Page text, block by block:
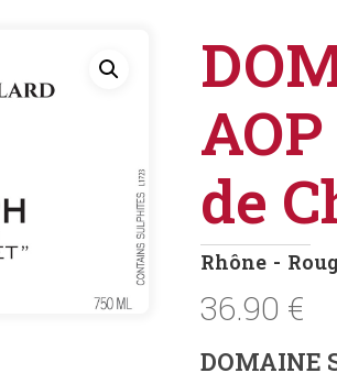
de
Rhône
36.90 €
DOMAINE